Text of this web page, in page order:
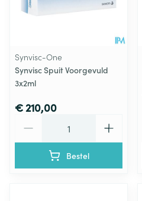
Synvisc-One
Synvisc Spuit Voorgevuld
3x2ml
€ 210,00
Bestel